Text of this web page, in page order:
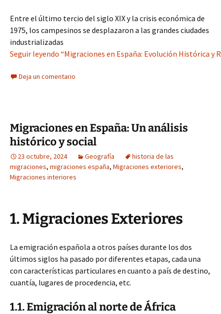
Entre el último tercio del siglo XIX y la crisis económica de
1975, los campesinos se desplazaron a las grandes ciudades
industrializadas
Seguir leyendo “Migraciones en España: Evolución Histórica y
Deja un comentario
Migraciones en España: Un análisis
histórico y social
23 octubre, 2024 Geografía
historia de las
migraciones, migraciones españa, Migraciones exteriores,
Migraciones interiores
1. Migraciones Exteriores
La emigración española a otros países durante los dos
últimos siglos ha pasado por diferentes etapas, cada una
con características particulares en cuanto a país de destino,
cuantía, lugares de procedencia, etc.
1.1. Emigración al norte de África